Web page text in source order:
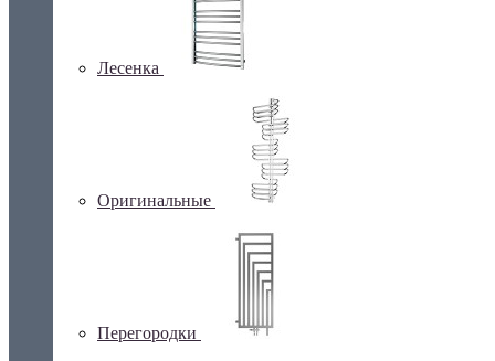
Лесенка
Оригинальные
Перегородки